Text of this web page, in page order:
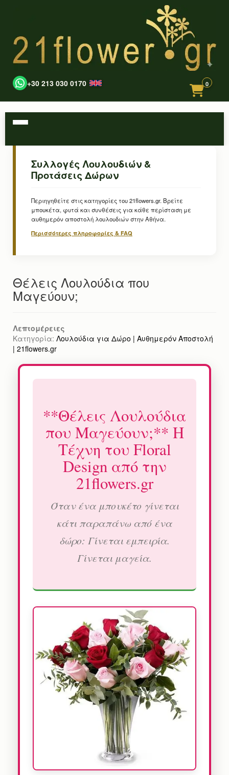
+30 213 030 0170 0
Συλλογές Λουλουδιών &
Προτάσεις Δώρων
Περιηγηθείτε στις κατηγορίες του 21flowers.gr. Βρείτε
μπουκέτα, φυτά και συνθέσεις για κάθε περίσταση με
αυθημερόν αποστολή λουλουδιών στην Αθήνα.
Περισσότερες πληροφορίες & FAQ
Θέλεις Λουλούδια που
Μαγεύουν;
Λεπτομέρειες
Κατηγορία: Λουλούδια για Δώρο | Αυθημερόν Αποστολή
| 21flowers.gr
**Θέλεις Λουλούδια
που Μαγεύουν;** Η
Τέχνη του Floral
Design από την
21flowers.gr
Όταν ένα μπουκέτο γίνεται
κάτι παραπάνω από ένα
δώρο: Γίνεται εμπειρία.
Γίνεται μαγεία.